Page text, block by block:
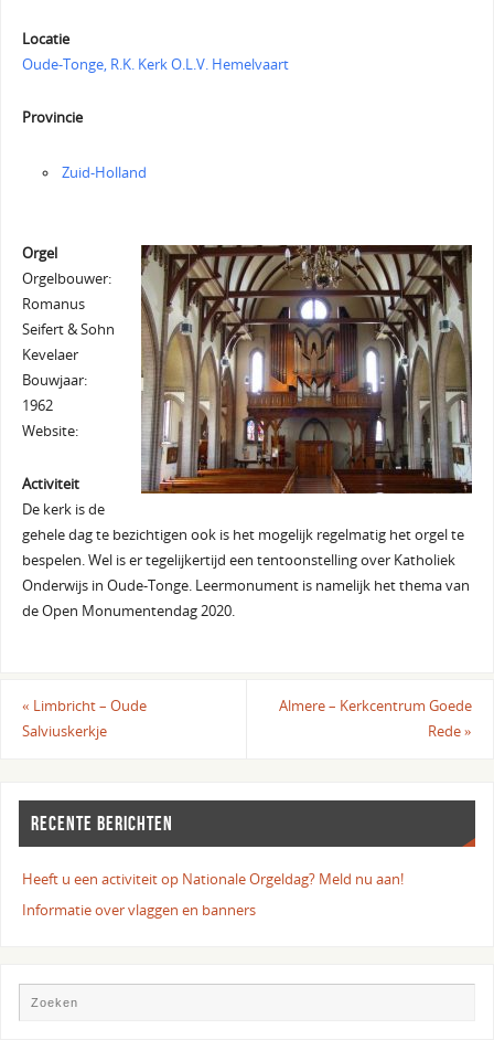
Locatie
Oude-Tonge, R.K. Kerk O.L.V. Hemelvaart
Provincie
Zuid-Holland
Orgel
Orgelbouwer:
Romanus
Seifert & Sohn
Kevelaer
Bouwjaar:
1962
Website:
Activiteit
De kerk is de
gehele dag te bezichtigen ook is het mogelijk regelmatig het orgel te
bespelen. Wel is er tegelijkertijd een tentoonstelling over Katholiek
Onderwijs in Oude-Tonge. Leermonument is namelijk het thema van
de Open Monumentendag 2020.
« Limbricht – Oude
Salviuskerkje
Almere – Kerkcentrum Goede
Rede»
RECENTE BERICHTEN
Heeft u een activiteit op Nationale Orgeldag? Meld nu aan!
Informatie over vlaggen en banners